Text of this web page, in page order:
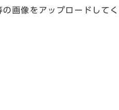
画像をアップロードしてく